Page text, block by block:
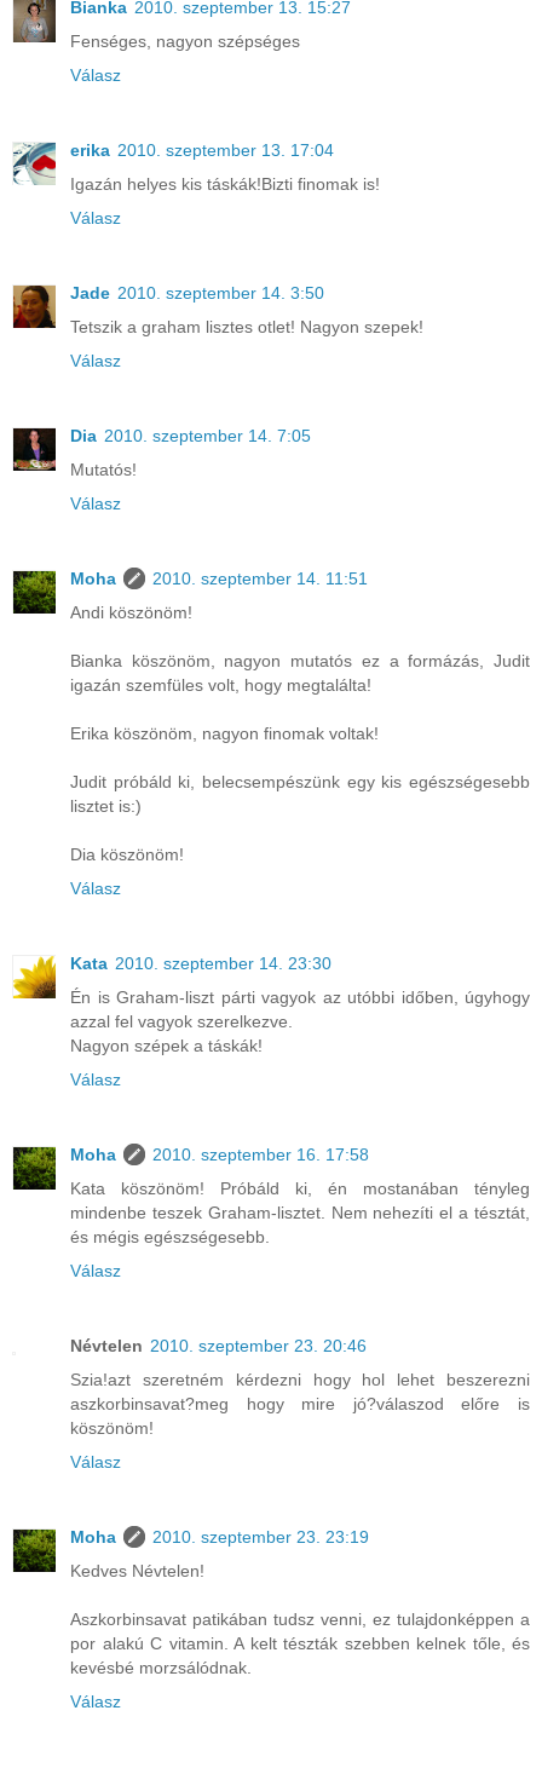
Bianka 2010. szeptember 13. 15:27
Fenséges, nagyon szépséges
Válasz
erika 2010. szeptember 13. 17:04
Igazán helyes kis táskák!Bizti finomak is!
Válasz
Jade 2010. szeptember 14. 3:50
Tetszik a graham lisztes otlet! Nagyon szepek!
Válasz
Dia 2010. szeptember 14. 7:05
Mutatós!
Válasz
Moha
2010. szeptember 14. 11:51
Andi köszönöm!
Bianka köszönöm, nagyon mutatós ez a formázás, Judit
igazán szemfüles volt, hogy megtalálta!
Erika köszönöm, nagyon finomak voltak!
Judit próbáld ki, belecsempészünk egy kis egészségesebb
lisztet is:)
Dia köszönöm!
Válasz
Kata 2010. szeptember 14. 23:30
Én is Graham-liszt párti vagyok az utóbbi időben, úgyhogy
azzal fel vagyok szerelkezve.
Nagyon szépek a táskák!
Válasz
Moha
2010. szeptember 16. 17:58
Kata köszönöm! Próbáld ki, én mostanában tényleg
mindenbe teszek Graham-lisztet. Nem nehezíti el a tésztát,
és mégis egészségesebb.
Válasz
Névtelen 2010. szeptember 23. 20:46
Szia!azt szeretném kérdezni hogy hol lehet beszerezni
aszkorbinsavat?meg hogy mire jó?válaszod előre is
köszönöm!
Válasz
Moha
2010. szeptember 23. 23:19
Kedves Névtelen!
Aszkorbinsavat patikában tudsz venni, ez tulajdonképpen a
por alakú C vitamin. A kelt tészták szebben kelnek tőle, és
kevésbé morzsálódnak.
Válasz